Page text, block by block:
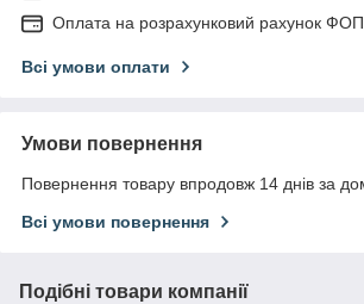
Оплата на розрахунковий рахунок ФОП
Всі умови оплати
Умови повернення
Повернення товару впродовж 14 днів за
Всі умови повернення
Подібні товари компанії